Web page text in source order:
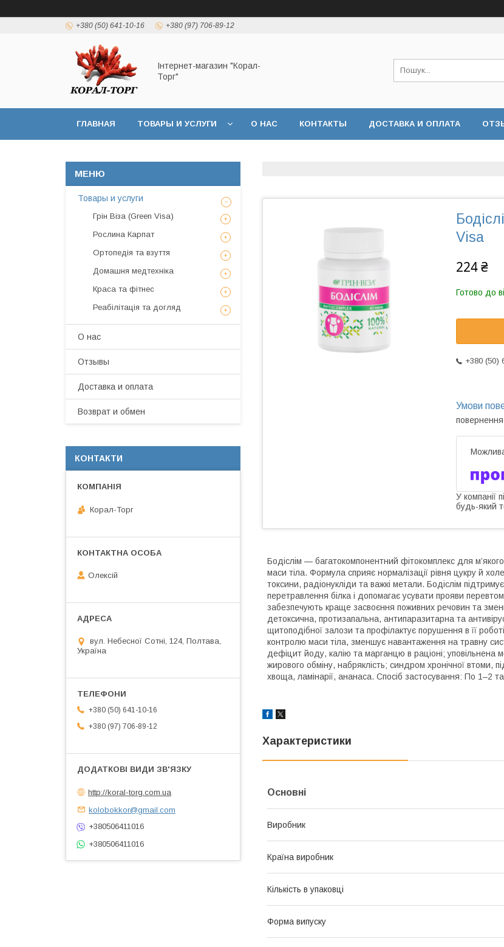
+380 (50) 641-10-16 +380 (97) 706-89-12
Інтернет-магазин "Корал-
Торг"
ГЛАВНАЯ ТОВАРЫ И УСЛУГИ О НАС КОНТАКТЫ ДОСТАВКА И ОПЛАТА
Visa
224 ₴
Готово до
+380 (50)
У компанії
будь-який
Бодіслім — багатокомпонентний фітокомплекс для
маси тіла. Формула сприяє нормалізації рівня цукру й
токсини, радіонукліди та важкі метали. Бодіслім
перетравлення білка і допомагає усувати прояви
забезпечують краще засвоєння поживних речовин та
детоксична, протизапальна, антипаразитарна та
щитоподібної залози та профілактує порушення в її
контролю маси тіла, зменшує навантаження на травну
дефіцит йоду, калію та марганцю в раціоні;
жирового обміну, набряклість; синдром хронічної втоми,
хвоща, ламінарії, ананаса. Спосіб застосування: По 1–2
Характеристики
Основні
Виробник
Країна виробник
Кількість в упаковці
Форма випуску
Товары и услуги
Грін Віза (Green Visa)
Рослина Карпат
Ортопедія та взуття
Домашня медтехніка
Краса та фітнес
Реабілітація та догляд
О нас
Отзывы
Доставка и оплата
Возврат и обмен
КОНТАКТИ
Корал-Торг
Олексій
вул. Небесної Сотні, 124, Полтава,
Україна
+380 (50) 641-10-16
+380 (97) 706-89-12
http://koral-torg.com.ua
kolobokkor@gmail.com
+380506411016
+380506411016